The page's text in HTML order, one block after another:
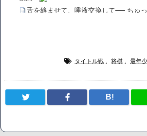
舌を絡ませて、唾液交換して── ちゅ
広末涼子さん、正気に戻ってしまい絶
割減
タイトル戦 , 将棋 , 最年少
B!